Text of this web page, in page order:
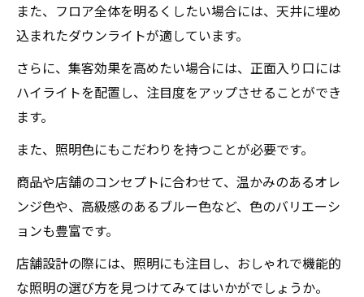
また、フロア全体を明るくしたい場合には、天井に埋め
込まれたダウンライトが適しています。
さらに、集客効果を高めたい場合には、正面入り口には
ハイライトを配置し、注目度をアップさせることができ
ます。
また、照明色にもこだわりを持つことが必要です。
商品や店舗のコンセプトに合わせて、温かみのあるオレ
ンジ色や、高級感のあるブルー色など、色のバリエーシ
ョンも豊富です。
店舗設計の際には、照明にも注目し、おしゃれで機能的
な照明の選び方を見つけてみてはいかがでしょうか。